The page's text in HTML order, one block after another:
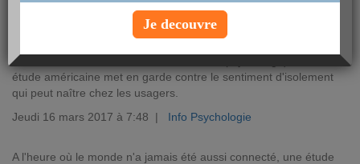
L'abus de réseaux sociaux nuit à la santé psychologique. Une
étude américaine met en garde contre le sentiment d'isolement
qui peut naître chez les usagers.
Jeudi 16 mars 2017 à 7:48 | Info Psychologie
A l'heure où le monde n'a jamais été aussi connecté, une étude
Je decouvre